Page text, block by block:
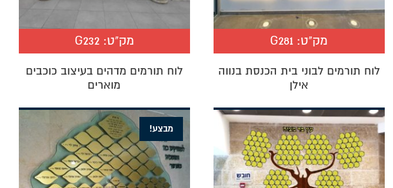
מק"ט: G281
לוח תורמים לבוני בית הכנסת בנווה
אילן
מק"ט:G232
לוח תורמים מדהים בעיצוב כוכבים
מוארים
מבצע!